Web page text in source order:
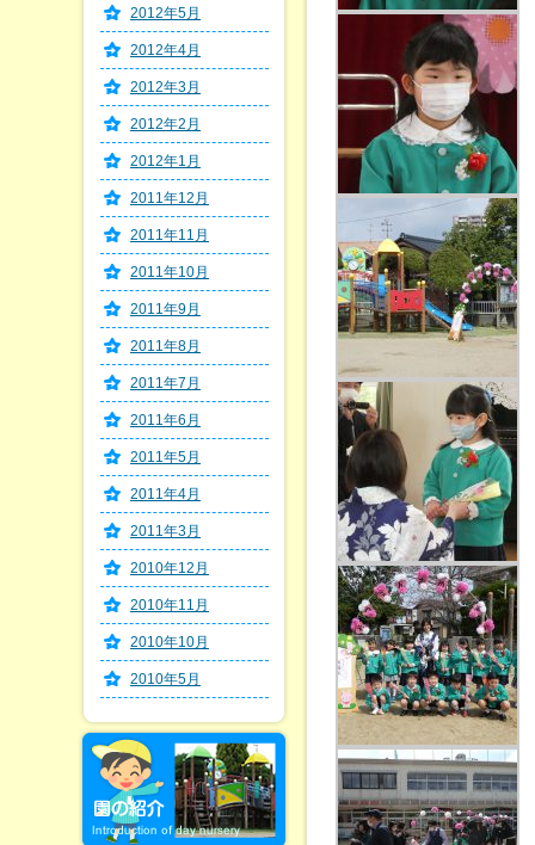
2012年5月
2012年4月
2012年3月
2012年2月
2012年1月
2011年12月
2011年11月
2011年10月
2011年9月
2011年8月
2011年7月
2011年6月
2011年5月
2011年4月
2011年3月
2010年12月
2010年11月
2010年10月
2010年5月